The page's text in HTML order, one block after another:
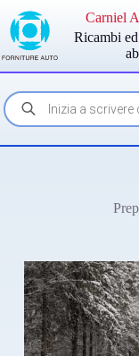
Carniel
Ricambi